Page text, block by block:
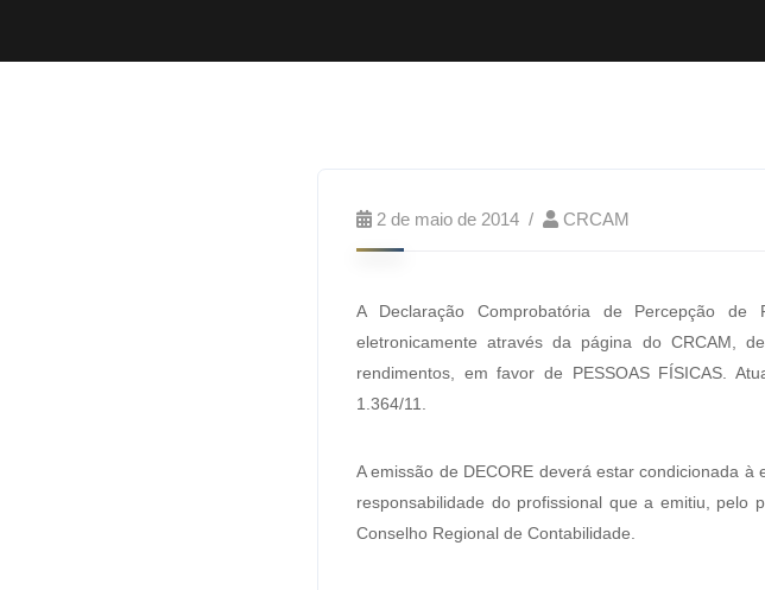
2 de maio de 2014 CRCAM
A Declaração Comprobatória de Percepção de
eletronicamente através da página do CRCAM,
rendimentos, em favor de PESSOAS FÍSICAS.
1.364/11.
A emissão de DECORE deverá estar condicionada
responsabilidade do profissional que a emitiu,
Conselho Regional de Contabilidade.